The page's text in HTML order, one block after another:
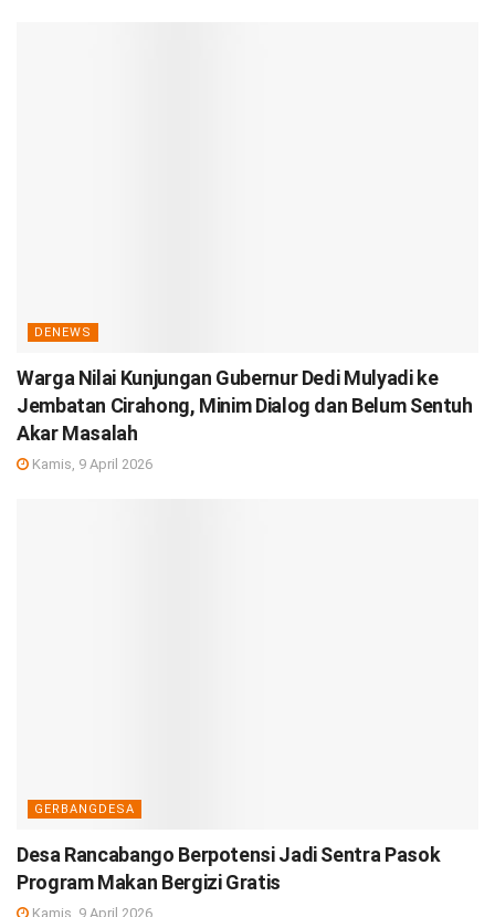
DENEWS
Warga Nilai Kunjungan Gubernur Dedi Mulyadi ke
Jembatan Cirahong, Minim Dialog dan Belum Sentuh
Akar Masalah
Kamis, 9 April 2026
GERBANGDESA
Desa Rancabango Berpotensi Jadi Sentra Pasok
Program Makan Bergizi Gratis
Kamis, 9 April 2026